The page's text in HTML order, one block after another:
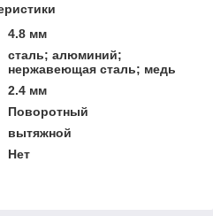
4.8 мм
сталь; алюминий;
нержавеющая сталь; медь
2.4 мм
Поворотный
вытяжной
Нет